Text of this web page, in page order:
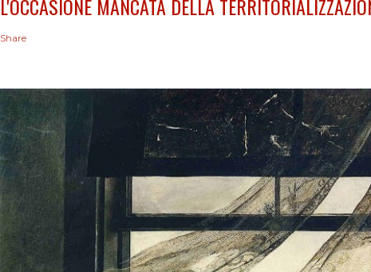
L'OCCASIONE MANCATA DELLA
Share